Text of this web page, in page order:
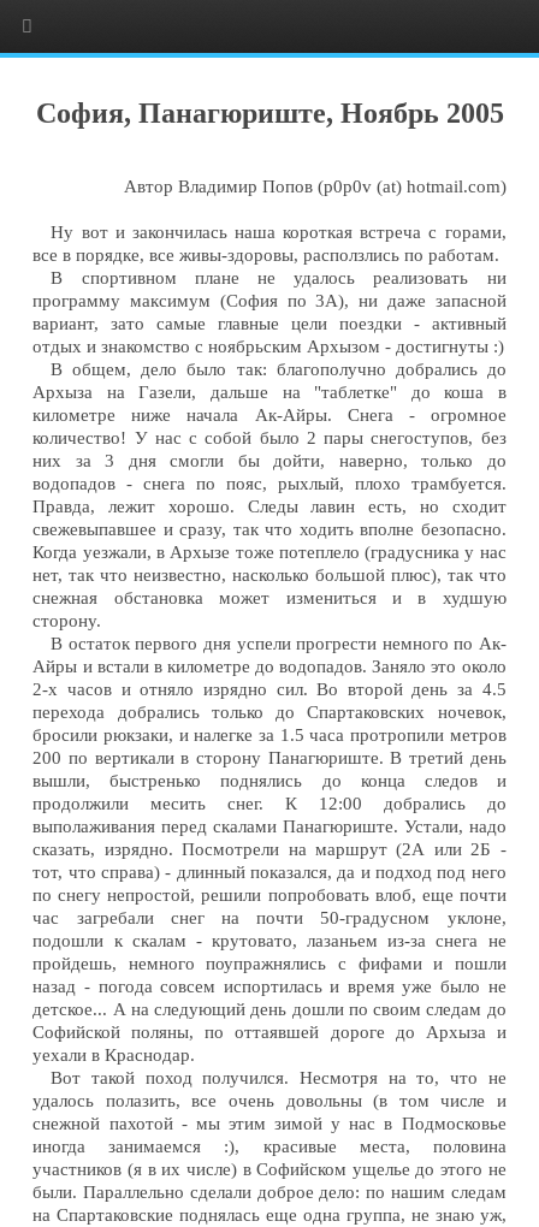
София, Панагюриште, Ноябрь 2005
Автор Владимир Попов (p0p0v (at) hotmail.com)
Ну вот и закончилась наша короткая встреча с горами,
все в порядке, все живы-здоровы, расползлись по работам.
В спортивном плане не удалось реализовать ни
программу максимум (София по 3А), ни даже запасной
вариант, зато самые главные цели поездки - активный
отдых и знакомство с ноябрьским Архызом - достигнуты :)
В общем, дело было так: благополучно добрались до
Архыза на Газели, дальше на "таблетке" до коша в
километре ниже начала Ак-Айры. Снега - огромное
количество! У нас с собой было 2 пары снегоступов, без
них за 3 дня смогли бы дойти, наверно, только до
водопадов - снега по пояс, рыхлый, плохо трамбуется.
Правда, лежит хорошо. Следы лавин есть, но сходит
свежевыпавшее и сразу, так что ходить вполне безопасно.
Когда уезжали, в Архызе тоже потеплело (градусника у нас
нет, так что неизвестно, насколько большой плюс), так что
снежная обстановка может измениться и в худшую
сторону.
В остаток первого дня успели прогрести немного по Ак-
Айры и встали в километре до водопадов. Заняло это около
2-х часов и отняло изрядно сил. Во второй день за 4.5
перехода добрались только до Спартаковских ночевок,
бросили рюкзаки, и налегке за 1.5 часа протропили метров
200 по вертикали в сторону Панагюриште. В третий день
вышли, быстренько поднялись до конца следов и
продолжили месить снег. К 12:00 добрались до
выполаживания перед скалами Панагюриште. Устали, надо
сказать, изрядно. Посмотрели на маршрут (2А или 2Б -
тот, что справа) - длинный показался, да и подход под него
по снегу непростой, решили попробовать влоб, еще почти
час загребали снег на почти 50-градусном уклоне,
подошли к скалам - крутовато, лазаньем из-за снега не
пройдешь, немного поупражнялись с фифами и пошли
назад - погода совсем испортилась и время уже было не
детское... А на следующий день дошли по своим следам до
Софийской поляны, по оттаявшей дороге до Архыза и
уехали в Краснодар.
Вот такой поход получился. Несмотря на то, что не
удалось полазить, все очень довольны (в том числе и
снежной пахотой - мы этим зимой у нас в Подмосковье
иногда занимаемся :), красивые места, половина
участников (я в их числе) в Софийском ущелье до этого не
были. Параллельно сделали доброе дело: по нашим следам
на Спартаковские поднялась еще одна группа, не знаю уж,